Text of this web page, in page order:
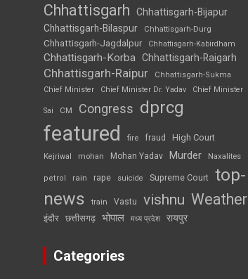
Chhattisgarh
Chhattisgarh-Bijapur
Chhattisgarh-Bilaspur
Chhattisgarh-Durg
Chhattisgarh-Jagdalpur Chhattisgarh-Kabirdham
Chhattisgarh-Korba Chhattisgarh-Raigarh
Chhattisgarh-Raipur
Chhattisgarh-Sukma
Chief Minister
Chief Minister Dr. Yadav Chief Minister
Sai CM Congress dprcg
featured fire fraud High Court
Kejriwal mohan Mohan Yadav Murder Naxalites
petrol rain rape suicide Supreme Court top-
news
train Vastu vishnu Weather
इंदौर छत्तीसगढ़ भोपाल मध्य प्रदेश रायपुर
Categories